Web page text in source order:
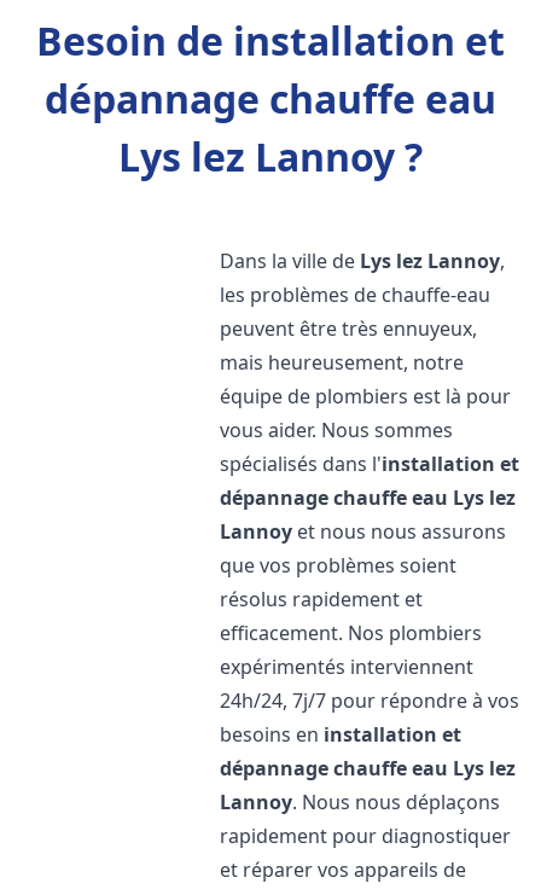
Besoin de installation et
dépannage chauffe eau
Lys lez Lannoy ?
Dans la ville de Lys lez Lannoy,
les problèmes de chauffe-eau
peuvent être très ennuyeux,
mais heureusement, notre
équipe de plombiers est là pour
vous aider. Nous sommes
spécialisés dans l'installation et
dépannage chauffe eau Lys lez
Lannoy et nous nous assurons
que vos problèmes soient
résolus rapidement et
efficacement. Nos plombiers
expérimentés interviennent
24h/24, 7j/7 pour répondre à vos
besoins en installation et
dépannage chauffe eau Lys lez
Lannoy. Nous nous déplaçons
rapidement pour diagnostiquer
et réparer vos appareils de